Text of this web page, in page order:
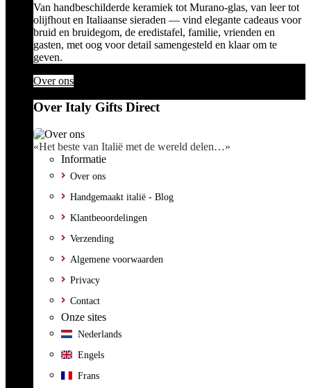
Van handbeschilderde keramiek tot Murano-glas, van leer tot
olijfhout en Italiaanse sieraden — vind elegante cadeaus voor
bruid en bruidegom, de eredistafel, familie, vrienden en
gasten, met oog voor detail samengesteld en klaar om te
geven.
Over ons
Over Italy Gifts Direct
«Het beste van Italië met de wereld delen…»
Informatie
Over ons
Handgemaakt italië - Blog
Klantbeoordelingen
Verzending
Algemene voorwaarden
Privacy
Contact
Onze sites
Nederlands
Engels
Frans